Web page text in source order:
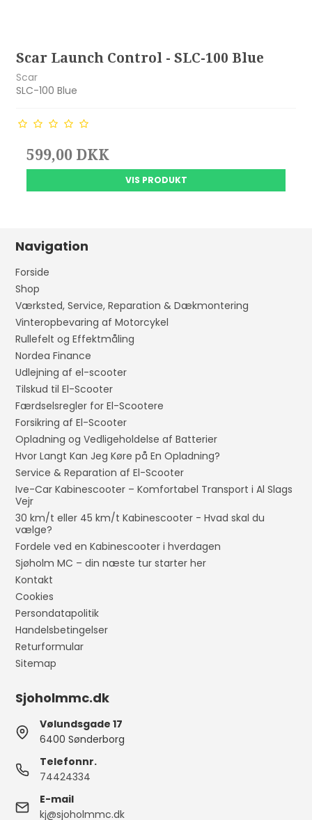
Scar Launch Control - SLC-100 Blue
Scar
SLC-100 Blue
599,00 DKK
VIS PRODUKT
Navigation
Forside
Shop
Værksted, Service, Reparation & Dækmontering
Vinteropbevaring af Motorcykel
Rullefelt og Effektmåling
Nordea Finance
Udlejning af el-scooter
Tilskud til El-Scooter
Færdselsregler for El-Scootere
Forsikring af El-Scooter
Opladning og Vedligeholdelse af Batterier
Hvor Langt Kan Jeg Køre på En Opladning?
Service & Reparation af El-Scooter
Ive-Car Kabinescooter – Komfortabel Transport i Al Slags
Vejr
30 km/t eller 45 km/t Kabinescooter - Hvad skal du
vælge?
Fordele ved en Kabinescooter i hverdagen
Sjøholm MC – din næste tur starter her
Kontakt
Cookies
Persondatapolitik
Handelsbetingelser
Returformular
Sitemap
Sjoholmmc.dk
Vølundsgade 17
6400 Sønderborg
Telefonnr.
74424334
E-mail
kj@sjoholmmc.dk